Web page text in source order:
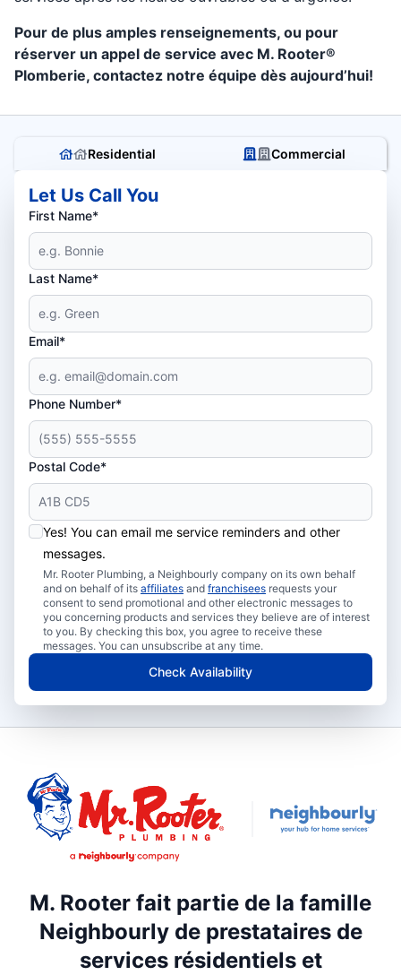
Pour de plus amples renseignements, ou pour
réserver un appel de service avec M. Rooter®
Plomberie, contactez notre équipe dès aujourd’hui!
Residential Commercial
Let Us Call You
First Name*
Last Name*
Email*
Phone Number*
Postal Code*
Yes! You can email me service reminders and other
messages.
Mr. Rooter Plumbing, a Neighbourly company on its own behalf
and on behalf of its affiliates and franchisees requests your
consent to send promotional and other electronic messages to
you concerning products and services they believe are of interest
to you. By checking this box, you agree to receive these
messages. You can unsubscribe at any time.
Check Availability
M. Rooter fait partie de la famille
Neighbourly de prestataires de
services résidentiels et